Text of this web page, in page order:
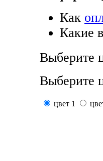
Как
Какие
Выберите
Выберите
цвет 1